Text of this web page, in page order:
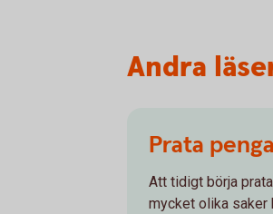
Andra
Prata
Att tidigt börja
mycket olika saker